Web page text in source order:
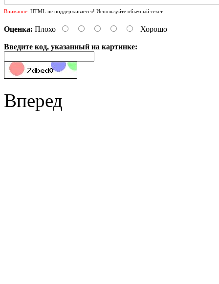
Внимание: HTML не поддерживается! Используйте обычный текст.
Оценка: Плохо Хорошо
Введите код, указанный на картинке:
Вперед